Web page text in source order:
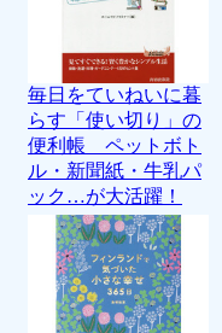
毎日をていねいに暮
らす「使い切り」の
便利帳 ペットボト
ル・新聞紙・牛乳パ
ック…が大活躍！